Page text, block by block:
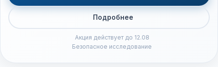
Подробнее
Акция действует до 12.08
Безопасное исследование